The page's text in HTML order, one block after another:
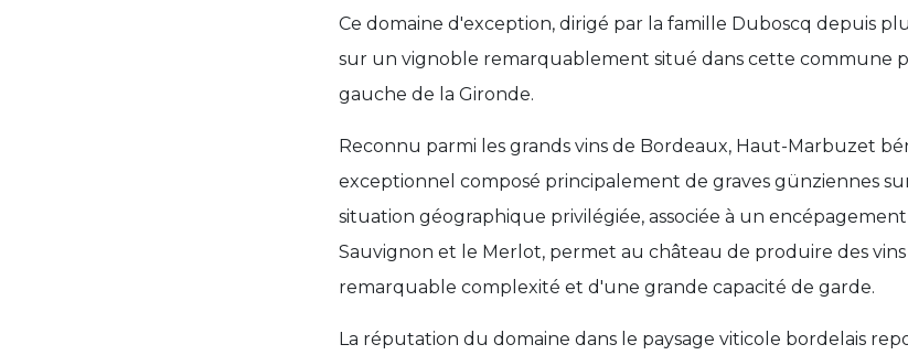
Ce domaine d'exception, dirigé par la famille Duboscq depuis
sur un vignoble remarquablement situé dans cette commune
gauche de la Gironde.
Reconnu parmi les grands vins de Bordeaux, Haut-Marbuzet
exceptionnel composé principalement de graves günziennes
situation géographique privilégiée, associée à un
Sauvignon et le Merlot, permet au château de produire des
remarquable complexité et d'une grande capacité de garde.
La réputation du domaine dans le paysage viticole bordelais